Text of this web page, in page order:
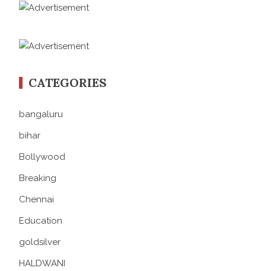
CATEGORIES
bangaluru
bihar
Bollywood
Breaking
Chennai
Education
goldsilver
HALDWANI